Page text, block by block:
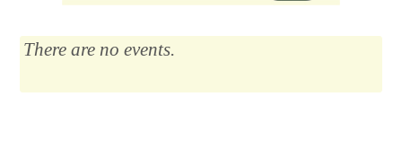
Μαρία Κάλλας, η αιώνια: οι ωραιότερες άριες
There are no events.